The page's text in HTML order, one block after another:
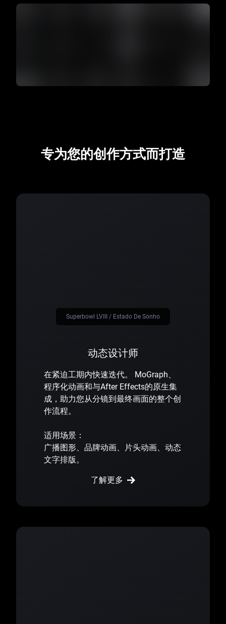
专为您的创作方式而打造
动态设计师
在紧迫工期内快速迭代。 MoGraph、
程序化动画和与After Effects的原生集
成，助力您从分镜到最终画面的整个创
作流程。
适用场景：
广播图形、品牌动画、片头动画、动态
文字排版。
了解更多
Superbowl LVIII / Estado De Sonho